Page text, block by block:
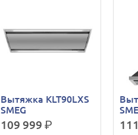
Вытяжка KLT90LXS
SMEG
109 999 р.